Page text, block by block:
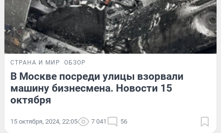
СТРАНА И МИР ОБЗОР
В Москве посреди улицы взорвали
машину бизнесмена. Новости 15
октября
15 октября, 2024, 22:05 7 041 56